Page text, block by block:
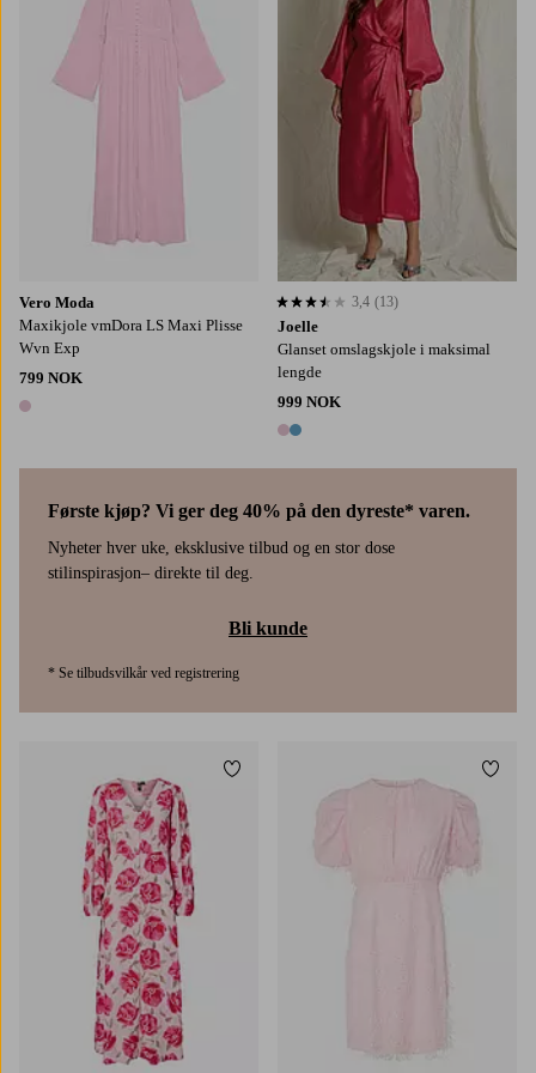
Vero Moda
Maxikjole vmDora LS Maxi Plisse
Wvn Exp
799 NOK
1 farge
Første kjøp? Vi ger deg 40% på den dyreste* varen.
Nyheter hver uke, eksklusive tilbud og en stor dose
stilinspirasjon– direkte til deg.
Bli kunde
* Se tilbudsvilkår ved registrering
Joelle
Glanset omslagskjole i maksimal
lengde
999 NOK
2 farger
3,4 basert på 13 karaktergivninger
3,4 (13)
Legg til favoritter
42